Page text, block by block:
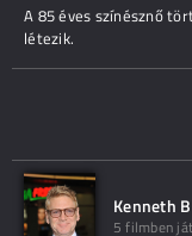
A 85 éves színésznő
létezik.
Kenneth
5 filmben